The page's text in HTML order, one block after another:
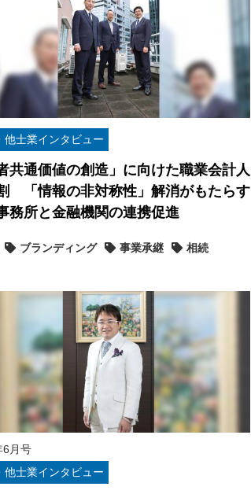
他士業インタビュー
共通価値の創造」に向けた職業会計人
「情報の非対称性」解消がもたらす
務所と金融機関の連携促進
ブランディング 事業承継 相続
6月号
他士業インタビュー